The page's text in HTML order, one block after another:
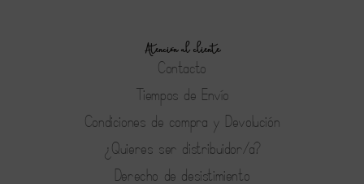
Atención al cliente
Contacto
Tiempos de Envío
Condiciones de compra y Devolución
¿Quieres ser distribuidor/a?
Derecho de desistimiento